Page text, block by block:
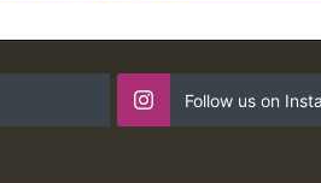
Follow us on